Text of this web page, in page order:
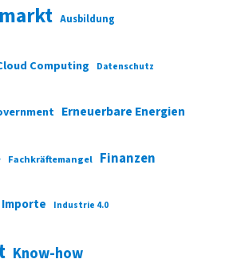
Ausbildung
Computing Datenschutz
Erneuerbare Energien
Fachkräftemangel Finanzen
Importe Industrie 4.0
Know-how